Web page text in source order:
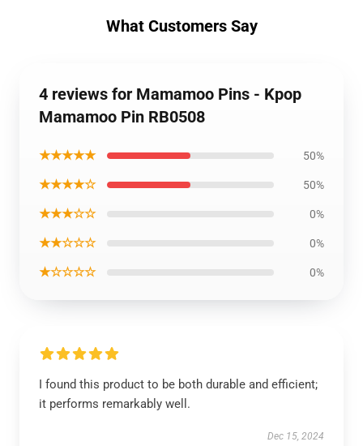
What Customers Say
4 reviews for Mamamoo Pins - Kpop
Mamamoo Pin RB0508
★★★★★ 50%
★★★★☆ 50%
★★★☆☆ 0%
★★☆☆☆ 0%
★☆☆☆☆ 0%
I found this product to be both durable and efficient;
it performs remarkably well.
Dec 15, 2024